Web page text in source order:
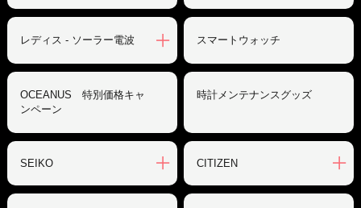
レディス - ソーラー電波 スマートウォッチ
OCEANUS 特別価格キャ
ンペーン
時計メンテナンスグッズ
SEIKO CITIZEN